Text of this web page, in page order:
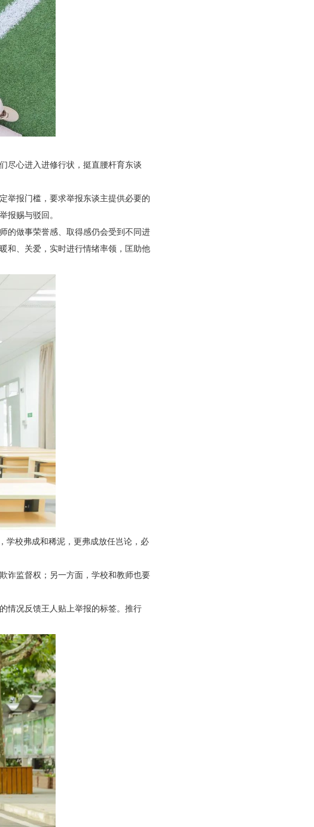
尽心进入进修行状，挺直腰杆育东谈
举报门槛，要求举报东谈主提供必要的
报赐与驳回。
的做事荣誉感、取得感仍会受到不同进
和、关爱，实时进行情绪率领，匡助他
学校弗成和稀泥，更弗成放任岂论，必
诈监督权；另一方面，学校和教师也要
情况反馈王人贴上举报的标签。推行